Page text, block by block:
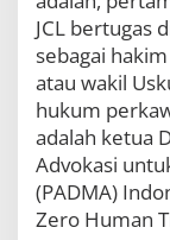
a
g
a
n
O
r
a
n
g
JCL bertugas
sebagai
atau wakil
hukum
adalah ketua
Advokasi
(PADMA)
Zero Human